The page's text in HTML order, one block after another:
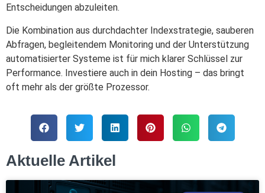
Entscheidungen abzuleiten.
Die Kombination aus durchdachter Indexstrategie, sauberen
Abfragen, begleitendem Monitoring und der Unterstützung
automatisierter Systeme ist für mich klarer Schlüssel zur
Performance. Investiere auch in dein Hosting – das bringt
oft mehr als der größte Prozessor.
Aktuelle Artikel